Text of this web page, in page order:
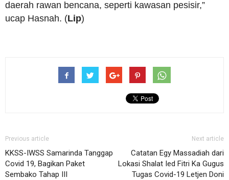
daerah rawan bencana, seperti kawasan pesisir,”
ucap Hasnah. (Lip)
Previous article
KKSS-IWSS Samarinda Tanggap
Covid 19, Bagikan Paket
Sembako Tahap III
Next article
Catatan Egy Massadiah dari
Lokasi Shalat Ied Fitri Ka Gugus
Tugas Covid-19 Letjen Doni